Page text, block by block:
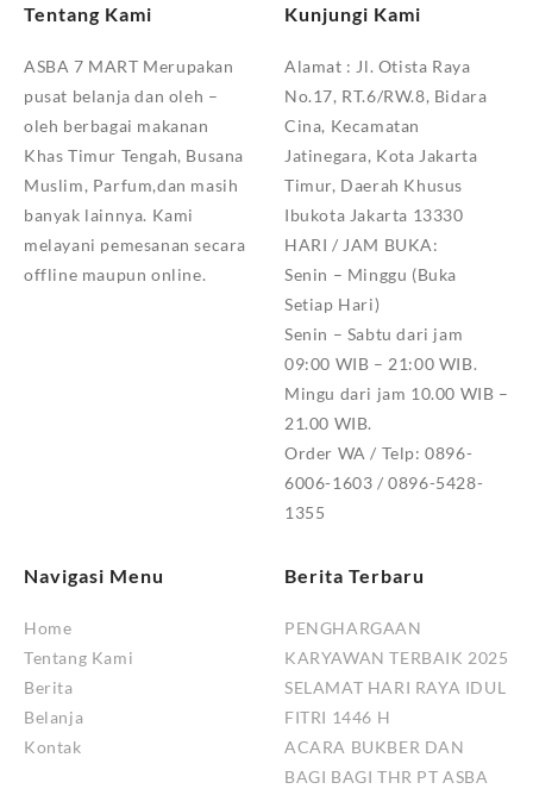
Tentang Kami
ASBA 7 MART Merupakan
pusat belanja dan oleh –
oleh berbagai makanan
Khas Timur Tengah, Busana
Muslim, Parfum,dan masih
banyak lainnya. Kami
melayani pemesanan secara
offline maupun online.
Kunjungi Kami
Alamat : Jl. Otista Raya
No.17, RT.6/RW.8, Bidara
Cina, Kecamatan
Jatinegara, Kota Jakarta
Timur, Daerah Khusus
Ibukota Jakarta 13330
HARI / JAM BUKA:
Senin – Minggu (Buka
Setiap Hari)
Senin – Sabtu dari jam
09:00 WIB – 21:00 WIB.
Mingu dari jam 10.00 WIB –
21.00 WIB.
Order WA / Telp: 0896-
6006-1603 / 0896-5428-
1355
Navigasi Menu
Home
Tentang Kami
Berita
Belanja
Kontak
Berita Terbaru
PENGHARGAAN
KARYAWAN TERBAIK 2025
SELAMAT HARI RAYA IDUL
FITRI 1446 H
ACARA BUKBER DAN
BAGI BAGI THR PT ASBA